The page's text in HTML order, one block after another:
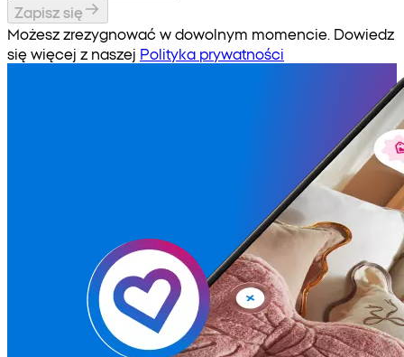
Zapisz się
Możesz zrezygnować w dowolnym momencie. Dowiedz
się więcej z naszej Polityka prywatności